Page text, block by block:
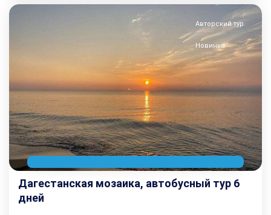
Авторский тур
Новинка
Дагестанская мозаика, автобусный тур 6
дней